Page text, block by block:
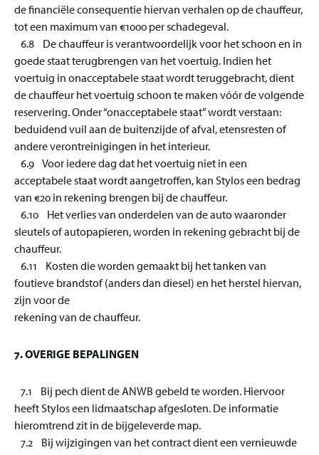
de financiële consequentie hiervan verhalen op de chauffeur,
tot een maximum van €1000 per schadegeval.
6.8 De chauffeur is verantwoordelijk voor het schoon en in
goede staat terugbrengen van het voertuig. Indien het
voertuig in onacceptabele staat wordt teruggebracht, dient
de chauffeur het voertuig schoon te maken vóór de volgende
reservering. Onder “onacceptabele staat” wordt verstaan:
beduidend vuil aan de buitenzijde of afval, etensresten of
andere verontreinigingen in het interieur.
6.9 Voor iedere dag dat het voertuig niet in een
acceptabele staat wordt aangetroffen, kan Stylos een bedrag
van €20 in rekening brengen bij de chauffeur.
6.10 Het verlies van onderdelen van de auto waaronder
sleutels of autopapieren, worden in rekening gebracht bij de
chauffeur.
6.11 Kosten die worden gemaakt bij het tanken van
foutieve brandstof (anders dan diesel) en het herstel hiervan,
zijn voor de
rekening van de chauffeur.
7. OVERIGE BEPALINGEN
7.1 Bij pech dient de ANWB gebeld te worden. Hiervoor
heeft Stylos een lidmaatschap afgesloten. De informatie
hieromtrend zit in de bijgeleverde map.
7.2 Bij wijzigingen van het contract dient een vernieuwde